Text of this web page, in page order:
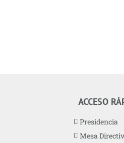
ACCESO
Presidencia
Mesa